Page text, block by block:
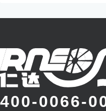
400-0066-